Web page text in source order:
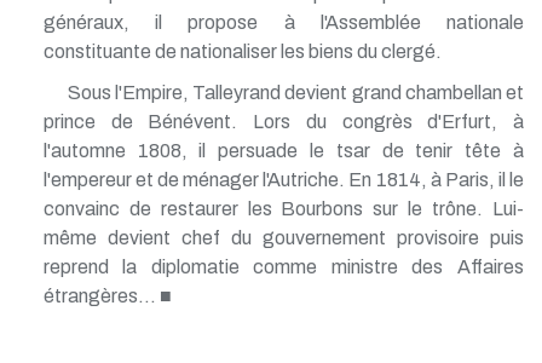
généraux, il propose à l'Assemblée nationale
constituante de nationaliser les biens du clergé.
Sous l'Empire, Talleyrand devient grand chambellan et
prince de Bénévent. Lors du congrès d'Erfurt, à
l'automne 1808, il persuade le tsar de tenir tête à
l'empereur et de ménager l'Autriche. En 1814, à Paris, il le
convainc de restaurer les Bourbons sur le trône. Lui-
même devient chef du gouvernement provisoire puis
reprend la diplomatie comme ministre des Affaires
étrangères... ■